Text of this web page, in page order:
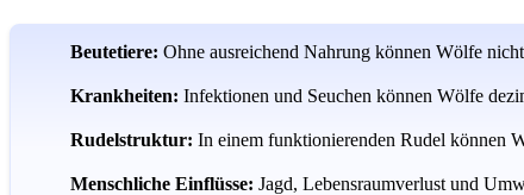
Beutetiere: Ohne ausreichend Nahrung können Wölfe
Krankheiten: Infektionen und Seuchen können Wölfe
Rudelstruktur: In einem funktionierenden Rudel können
Menschliche Einflüsse: Jagd, Lebensraumverlust und